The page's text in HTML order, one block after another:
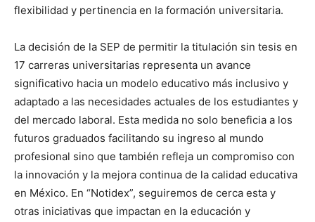
flexibilidad y pertinencia en la formación universitaria.
La decisión de la SEP de permitir la titulación sin tesis en
17 carreras universitarias representa un avance
significativo hacia un modelo educativo más inclusivo y
adaptado a las necesidades actuales de los estudiantes y
del mercado laboral. Esta medida no solo beneficia a los
futuros graduados facilitando su ingreso al mundo
profesional sino que también refleja un compromiso con
la innovación y la mejora continua de la calidad educativa
en México. En “Notidex”, seguiremos de cerca esta y
otras iniciativas que impactan en la educación y